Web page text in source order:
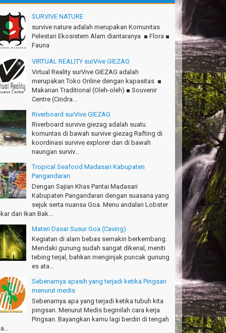
- Bandung
mantap, Thanks gan!
Sinaga - Lampung
seru banget
seru, Amazing gmana?!
- Cimahi
Gn.Ciremai mantap
- Surabaya
canyon Amazing
- Singapore
Team surVive atas panduan wisata Kabupaten
- Depok
kang Arief, Citumang seru!
- Garut
Salam lestari!
Adventure Club - Bandung Barat
- Sydney
Bodyrafting Green canyon, extreme, enjoy dan
- Kudus
banget Pantai Batukaras!
- Kuningan
SURVIVE NATURE
survive nature adalah merupakan Komunitas
Pelestari Ekosistem Alam diantaranya ■ Flora ■
Fauna
VIRTUAL REALITY surVive GIEZAG
Virtual Reality surVive GIEZAG adalah
merupakan Toko Online dengan kapasitas ■
Makanan Traditional (Oleh-oleh) ■ Souvenir
Centre (Cindra...
Riverboard surVive GIEZAG
Riverboard survive giezag adalah suatu
komuntas di bawah survive giezag Rafting di
koordinasi survive explorer dan di bawah
naungan surviv...
Tropical Seafood Madasari Kabupaten
Pangandaran
Dengan Sajian Khas Pantai Madasari
Kabupaten Pangandaran dengan suasana yang
sejuk serta nuansa Goa. Menu andalan Lobster
dan Ikan Bak...
Materi Dasar Susur Goa (Caving)
Kegiatan di alam bebas semakin berkembang.
Mendaki gunung sudah sangat dikenal, meniti
tebing terjal, bahkan menginjak puncak gunung
es ata...
Sebenarnya apasih yang terjadi ketika Pingsan
menurut medis
Sebenarnya apa yang terjadi ketika tubuh kita
pingsan. Menurut Medis beginilah cara kerja
Pingsan. Bayangkan kamu lagi berdiri di tengah